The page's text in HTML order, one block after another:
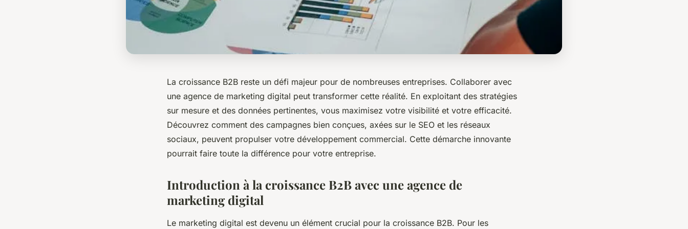
La croissance B2B reste un défi majeur pour de nombreuses entreprises. Collaborer avec
une agence de marketing digital peut transformer cette réalité. En exploitant des stratégies
sur mesure et des données pertinentes, vous maximisez votre visibilité et votre efficacité.
Découvrez comment des campagnes bien conçues, axées sur le SEO et les réseaux
sociaux, peuvent propulser votre développement commercial. Cette démarche innovante
pourrait faire toute la différence pour votre entreprise.
Introduction à la croissance B2B avec une agence de
marketing digital
Le marketing digital est devenu un élément crucial pour la croissance B2B. Pour les